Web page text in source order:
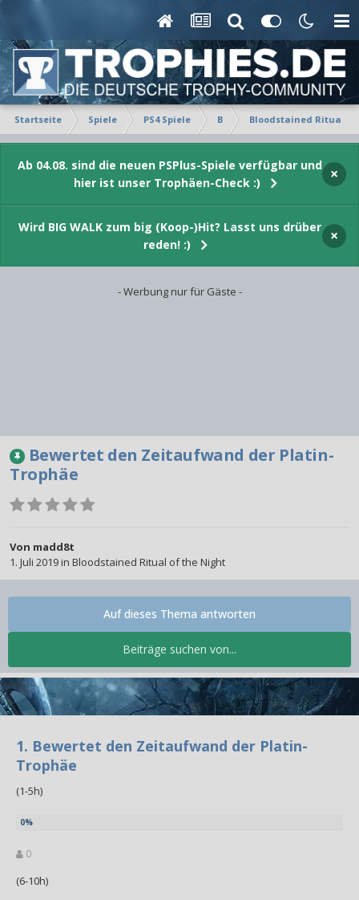
Startseite Spiele PS4 Spiele B Bloodstained Ritual
Ab 04.08. sind die neuen PSPlus-Spiele verfügbar und
hier ist unser Trophäen-Check :)
×
Wird BIG WALK zum big (Koop-)Hit? Lasst uns drüber
reden! :)
×
- Werbung nur für Gäste -
Bewertet den Zeitaufwand der Platin-
Trophäe
Von madd8t
1. Juli 2019in Bloodstained Ritual of the Night
Beiträge suchen von...
Auf dieses Thema antworten
1. Bewertet den Zeitaufwand der Platin-
Trophäe
(1-5h)
0
(6-10h)